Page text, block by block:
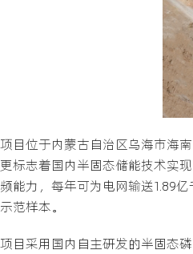
项目位于内蒙古自治区乌海市海
更标志着国内半固态储能技术实
频能力，每年可为电网输送1.89
示范样本。
项目采用国内自主研发的半固态